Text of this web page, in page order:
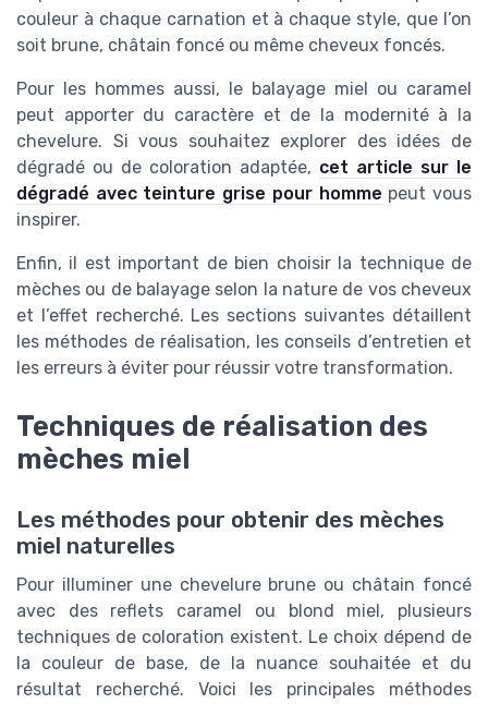
couleur à chaque carnation et à chaque style, que l’on
soit brune, châtain foncé ou même cheveux foncés.
Pour les hommes aussi, le balayage miel ou caramel
peut apporter du caractère et de la modernité à la
chevelure. Si vous souhaitez explorer des idées de
dégradé ou de coloration adaptée, cet article sur le
dégradé avec teinture grise pour homme peut vous
inspirer.
Enfin, il est important de bien choisir la technique de
mèches ou de balayage selon la nature de vos cheveux
et l’effet recherché. Les sections suivantes détaillent
les méthodes de réalisation, les conseils d’entretien et
les erreurs à éviter pour réussir votre transformation.
Techniques de réalisation des
mèches miel
Les méthodes pour obtenir des mèches
miel naturelles
Pour illuminer une chevelure brune ou châtain foncé
avec des reflets caramel ou blond miel, plusieurs
techniques de coloration existent. Le choix dépend de
la couleur de base, de la nuance souhaitée et du
résultat recherché. Voici les principales méthodes